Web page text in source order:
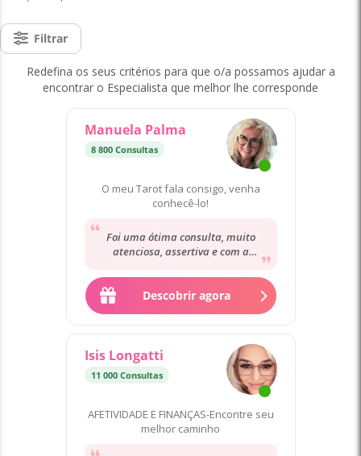
Filtrar
Redefina os seus critérios para que o/a possamos ajudar a
encontrar o Especialista que melhor lhe corresponde
Manuela Palma
8 800 Consultas
O meu Tarot fala consigo, venha
conhecê-lo!
Foi uma ótima consulta, muito
atenciosa, assertiva e com a
preocupação de sempre não guiar
pelo melhor caminho....
Descobrir agora
Isis Longatti
11 000 Consultas
AFETIVIDADE E FINANÇAS-Encontre seu
melhor caminho